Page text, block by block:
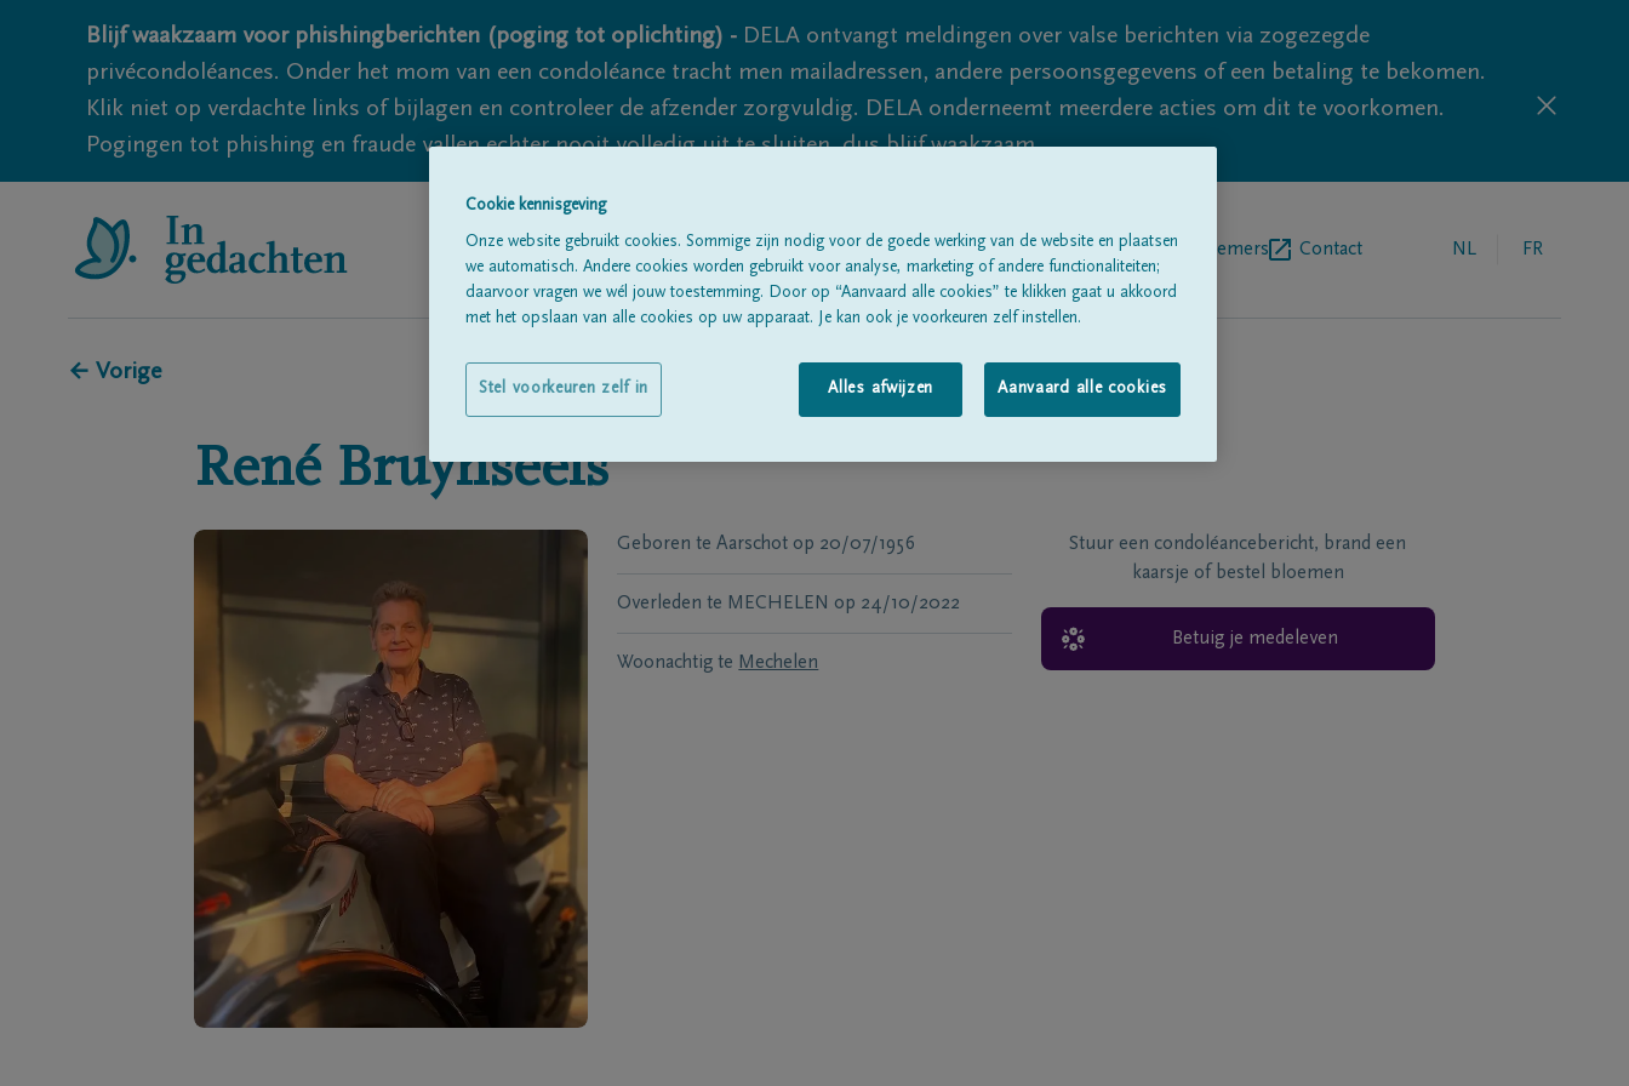
Blijf waakzaam voor phishingberichten (poging tot oplichting) - DELA ontvangt meldingen over valse berichten via zogezegde
privécondoléances. Onder het mom van een condoléance tracht men mailadressen, andere persoonsgegevens of een betaling te bekomen.
Klik niet op verdachte links of bijlagen en controleer de afzender zorgvuldig. DELA onderneemt meerdere acties om dit te voorkomen.
Pogingen tot phishing en fraude vallen echter nooit volledig uit te sluiten, dus blijf waakzaam.
Alle rouwberichtenOver onsBegrafenisondernemers Contact NL FR
← Vorige
René Bruynseels
Geboren te Aarschot op 20/07/1956
Overleden te MECHELEN op 24/10/2022
Woonachtig te Mechelen
Stuur een condoléancebericht, brand een
kaarsje of bestel bloemen
Betuig je medeleven
Cookie kennisgeving
Onze website gebruikt cookies. Sommige zijn nodig voor de goede werking van de website en plaatsen
we automatisch. Andere cookies worden gebruikt voor analyse, marketing of andere functionaliteiten;
daarvoor vragen we wél jouw toestemming. Door op “Aanvaard alle cookies” te klikken gaat u akkoord
met het opslaan van alle cookies op uw apparaat. Je kan ook je voorkeuren zelf instellen.
Alles afwijzen Aanvaard alle cookies
Stel voorkeuren zelf in